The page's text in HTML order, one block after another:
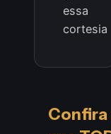
essa
cortesia
Confira